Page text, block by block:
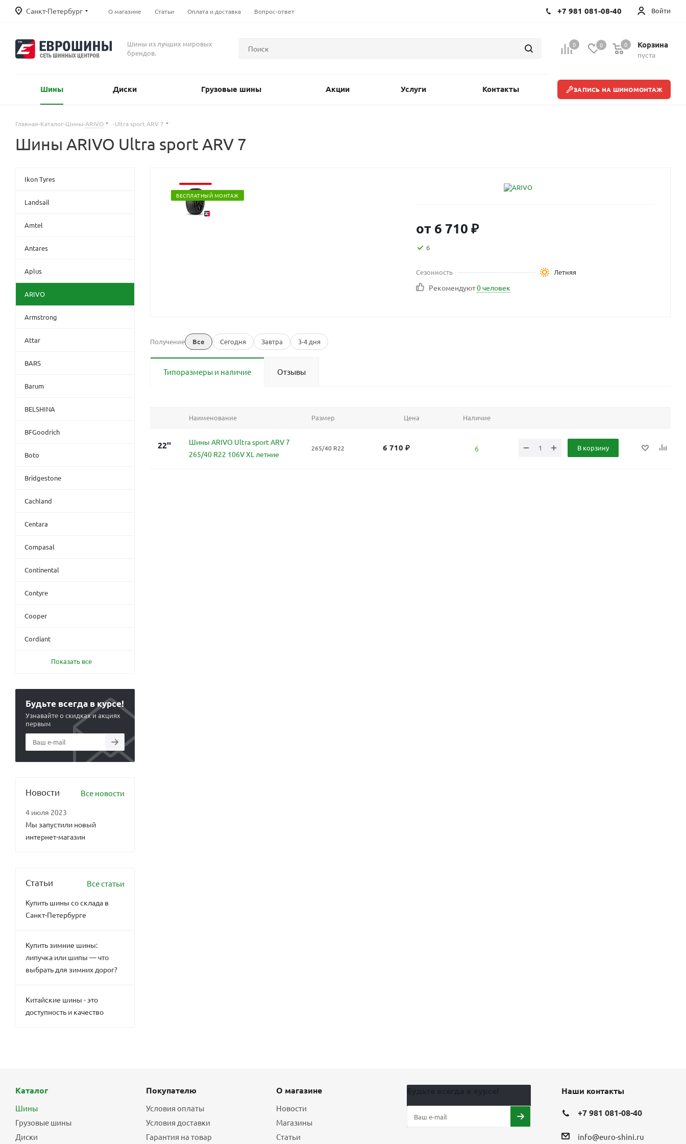
Санкт-Петербург О магазине Статьи Оплата и доставка Вопрос-ответ Войти
+7 981 081-08-40
Шины из лучших мировых
брендов.
0 0 Корзина
пуста
0
Шины Диски Грузовые шины Акции Услуги Контакты ЗАПИСЬ НА ШИНОМОНТАЖ
Главная-Каталог-Шины-ARIVO -Ultra sport ARV 7
Шины ARIVO Ultra sport ARV 7
БЕСПЛАТНЫЙ МОНТАЖ
от 6 710 ₽
6
Сезонность Летняя
Рекомендуют0 человек
Получение Все Сегодня Завтра 3-4 дня
Типоразмеры и наличие Отзывы
Наименование Размер Цена Наличие
22''
Шины ARIVO Ultra sport ARV 7
265/40 R22 106V XL летние
265/40 R22 6 710 ₽ 6 В корзину
Ikon Tyres
Landsail
Amtel
Antares
Aplus
ARIVO
Armstrong
Attar
BARS
Barum
BELSHINA
BFGoodrich
Boto
Bridgestone
Cachland
Centara
Compasal
Continental
Contyre
Cooper
Cordiant
Показать все
Будьте всегда в курсе!
Узнавайте о скидках и акциях
первым
Новости Все новости
4 июля 2023
Мы запустили новый
интернет-магазин
Статьи Все статьи
Купить шины со склада в
Санкт-Петербурге
Купить зимние шины:
липучка или шипы — что
выбрать для зимних дорог?
Китайские шины - это
доступность и качество
Каталог
Шины
Грузовые шины
Диски
Покупателю
Условия оплаты
Условия доставки
Гарантия на товар
О магазине
Новости
Магазины
Статьи
Наши контакты
+7 981 081-08-40
info@euro-shini.ru